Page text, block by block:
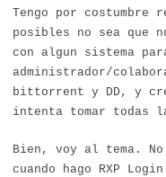
Tengo por costumbre
posibles no sea que
con algun sistema
administrador/
bittorrent y DD, y
intenta tomar todas
Bien, voy al tema.
cuando hago RXP